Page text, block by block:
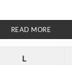
READ MORE
L